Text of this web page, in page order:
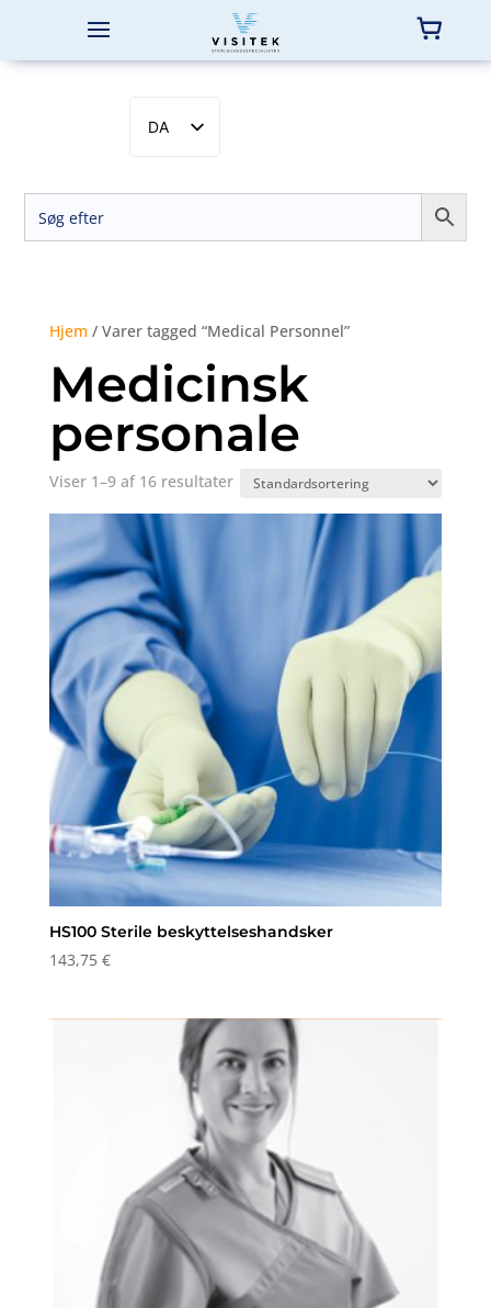
DA
EN
SV
Hjem / Varer tagged “Medical Personnel”
Medicinsk
personale
Viser 1–9 af 16 resultater
HS100 Sterile beskyttelseshandsker
143,75 €